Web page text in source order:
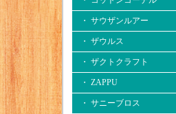
・ サウザンルアー
・ ザウルス
・ ザクトクラフト
・ ZAPPU
・ サニーブロス